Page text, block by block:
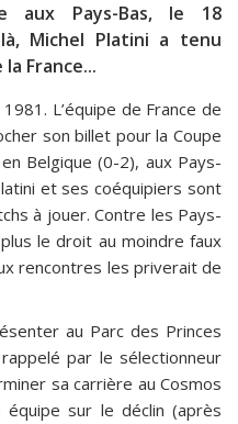
aux Pays-Bas, le 18
Michel Platini a tenu
France...
L’équipe de France de
son billet pour la Coupe
Belgique (0-2), aux Pays-
et ses coéquipiers sont
à jouer. Contre les Pays-
le droit au moindre faux
rencontres les priverait de
au Parc des Princes
par le sélectionneur
sa carrière au Cosmos
sur le déclin (après